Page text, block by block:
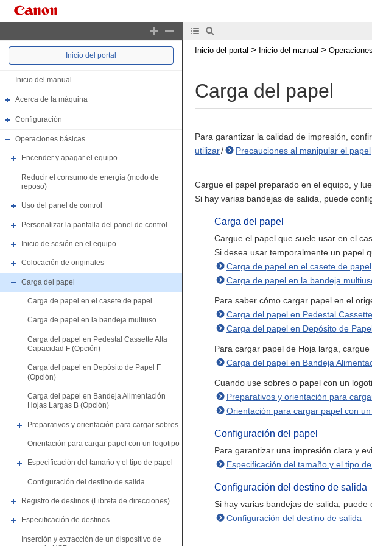
Inicio del portal
Inicio del manual
Acerca de la máquina
Configuración
Operaciones básicas
Encender y apagar el equipo
Reducir el consumo de energía (modo de
reposo)
Uso del panel de control
Personalizar la pantalla del panel de control
Inicio de sesión en el equipo
Colocación de originales
Carga del papel
Carga de papel en el casete de papel
Carga de papel en la bandeja multiuso
Carga del papel en Pedestal Cassette Alta
Capacidad F (Opción)
Carga del papel en Depósito de Papel F
(Opción)
Carga del papel en Bandeja Alimentación
Hojas Largas B (Opción)
Preparativos y orientación para cargar sobres
Orientación para cargar papel con un logotipo
Especificación del tamaño y el tipo de papel
Configuración del destino de salida
Registro de destinos (Libreta de direcciones)
Especificación de destinos
Inserción y extracción de un dispositivo de
Inicio del portal > Inicio del manual >
Carga del papel
Para garantizar la calidad de impresión,
utilizar/ Precauciones al manipular el papel
Cargue el papel preparado en el equipo, y
Si hay varias bandejas de salida, puede
Carga del papel
Cargue el papel que suele usar en el
Si desea usar temporalmente un papel
Carga de papel en el casete de papel
Carga de papel en la bandeja
Para saber cómo cargar papel en el
Carga del papel en Pedestal
Carga del papel en Depósito de
Para cargar papel de Hoja larga,
Carga del papel en Bandeja
Cuando use sobres o papel con un
Preparativos y orientación para
Orientación para cargar papel con
Configuración del papel
Para garantizar una impresión clara y
Especificación del tamaño y el tipo
Configuración del destino de salida
Si hay varias bandejas de salida,
Configuración del destino de salida